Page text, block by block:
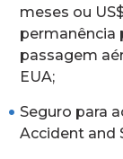
meses ou
permanência
passagem
EUA;
Seguro para
Accident and